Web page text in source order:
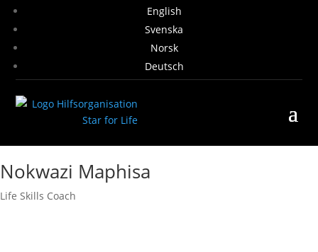
English
Svenska
Norsk
Deutsch
Nokwazi Maphisa
Life Skills Coach